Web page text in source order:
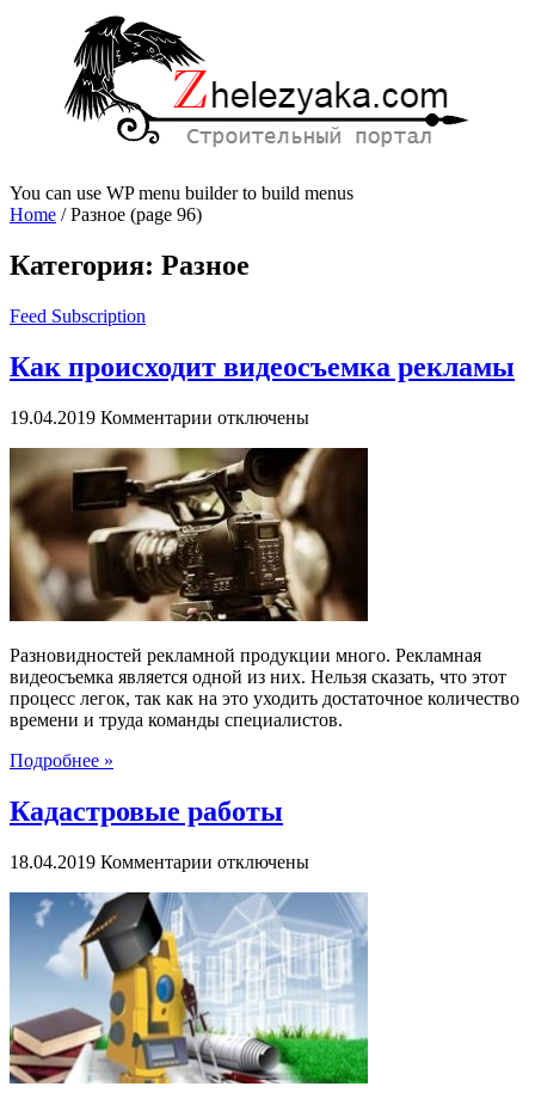
You can use WP menu builder to build menus
Home /Разное (page 96)
Категория: Разное
Feed Subscription
Как происходит видеосъемка рекламы
19.04.2019 Комментарии к
Как
происходит
видеосъемка
рекламы
отключены
Разновидностей рекламной продукции много. Рекламная
видеосъемка является одной из них. Нельзя сказать, что этот
процесс легок, так как на это уходить достаточное количество
времени и труда команды специалистов.
Подробнее »
Кадастровые работы
18.04.2019 Комментарии к
Кадастровые
работы
отключены